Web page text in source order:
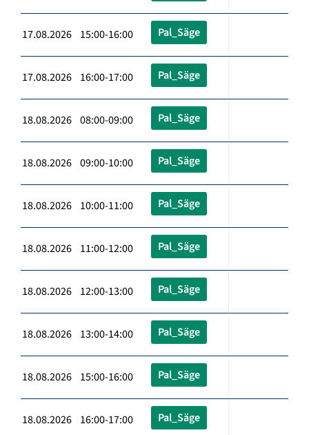
17.08.2026 15:00-16:00 Pal_Säge
17.08.2026 16:00-17:00 Pal_Säge
18.08.2026 08:00-09:00 Pal_Säge
18.08.2026 09:00-10:00 Pal_Säge
18.08.2026 10:00-11:00 Pal_Säge
18.08.2026 11:00-12:00 Pal_Säge
18.08.2026 12:00-13:00 Pal_Säge
18.08.2026 13:00-14:00 Pal_Säge
18.08.2026 15:00-16:00 Pal_Säge
18.08.2026 16:00-17:00 Pal_Säge